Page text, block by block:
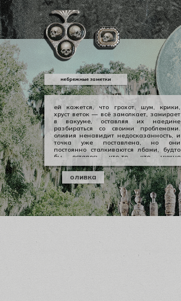
ей кажется, что грохот, шум, крики,
хруст веток — всё замолкает, замирает
в вакууме, оставляя их наедине
разбираться со своими проблемами.
оливия ненавидит недосказанность, и
точка уже поставлена, но они
постоянно сталкиваются лбами, будто
бы осталось что-то, что нужно
произнести вслух, выкричать, выскулить
болезненным визгом, чтобы не
тревожило никогда не заживающей
раной. но оливии нечего сказать
джеральду, а джеральду просто
плевать.
оливка
небрежные заметки